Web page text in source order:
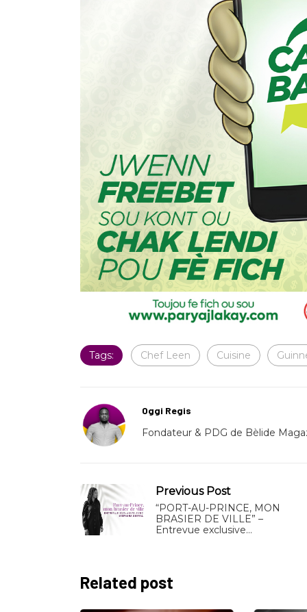
Tags: Chef Leen Cuisine
Oggi Regis
Fondateur & PDG de Bèlide
Previous Post
“PORT-AU-PRINCE, MON
BRASIER DE VILLE” –
Entrevue exclusive…
Related post